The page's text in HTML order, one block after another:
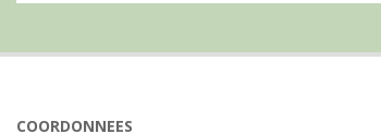
COORDONNEES